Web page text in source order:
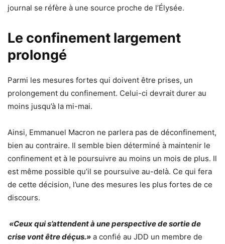
journal se réfère à une source proche de l’Élysée.
Le confinement largement
prolongé
Parmi les mesures fortes qui doivent être prises, un
prolongement du confinement. Celui-ci devrait durer au
moins jusqu’à la mi-mai.
Ainsi, Emmanuel Macron ne parlera pas de déconfinement,
bien au contraire. Il semble bien déterminé à maintenir le
confinement et à le poursuivre au moins un mois de plus. Il
est même possible qu’il se poursuive au-delà. Ce qui fera
de cette décision, l’une des mesures les plus fortes de ce
discours.
«Ceux qui s’attendent à une perspective de sortie de
crise vont être déçus.» a confié au JDD un membre de